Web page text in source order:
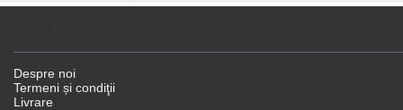
Despre noi
Termeni și condiţii
Livrare